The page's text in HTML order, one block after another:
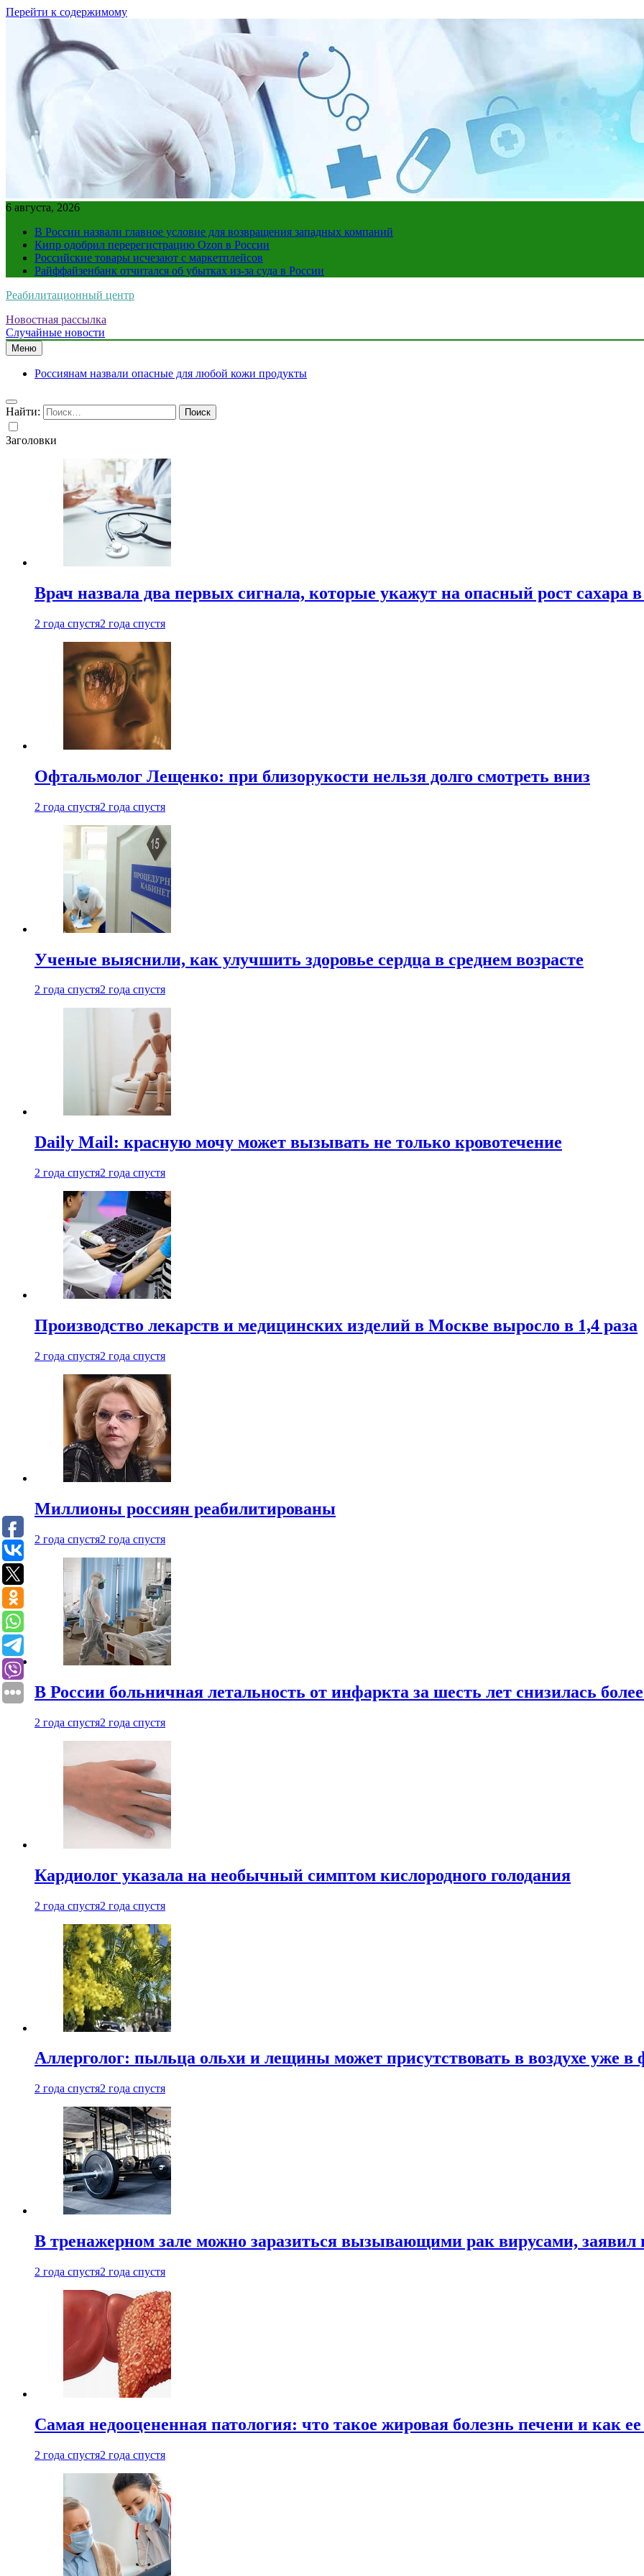
Перейти к содержимому
6 августа, 2026
В России назвали главное условие для возвращения западных компаний
Кипр одобрил перерегистрацию Ozon в России
Российские товары исчезают с маркетплейсов
Райффайзенбанк отчитался об убытках из-за суда в России
Реабилитационный центр
Новостная рассылка
Случайные новости
Меню
Россиянам назвали опасные для любой кожи продукты
Найти:
Заголовки
Врач назвала два первых сигнала, которые укажут на опасный рост сахара
2 года спустя2 года спустя
Офтальмолог Лещенко: при близорукости нельзя долго смотреть вниз
2 года спустя2 года спустя
Ученые выяснили, как улучшить здоровье сердца в среднем возрасте
2 года спустя2 года спустя
Daily Mail: красную мочу может вызывать не только кровотечение
2 года спустя2 года спустя
Производство лекарств и медицинских изделий в Москве выросло в 1,4 раза
2 года спустя2 года спустя
Миллионы россиян реабилитированы
2 года спустя2 года спустя
В России больничная летальность от инфаркта за шесть лет снизилась
2 года спустя2 года спустя
Кардиолог указала на необычный симптом кислородного голодания
2 года спустя2 года спустя
Аллерголог: пыльца ольхи и лещины может присутствовать в воздухе уже в
2 года спустя2 года спустя
В тренажерном зале можно заразиться вызывающими рак вирусами, заявил
2 года спустя2 года спустя
Самая недооцененная патология: что такое жировая болезнь печени и как
2 года спустя2 года спустя